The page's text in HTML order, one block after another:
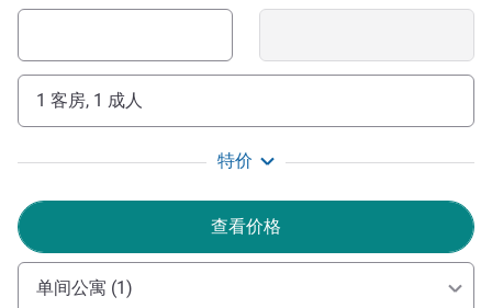
我们的接待处周一至周四上午 8 点至下午 6 点，周五至
Maël BRUCTER 酒店管理
1 客房, 1 成人
特价
查看价格
单间公寓 (1)